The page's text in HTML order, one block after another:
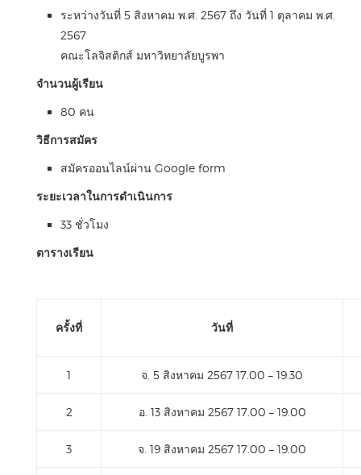
ระหว่างวันที่ 5 สิงหาคม พ.ศ. 2567 ถึง วันที่ 1 ตุลาคม พ.ศ.
2567
คณะโลจิสติกส์ มหาวิทยาลัยบูรพา
จำนวนผู้เรียน
80 คน
วิธีการสมัคร
สมัครออนไลน์ผ่าน Google form
ระยะเวลาในการดำเนินการ
33 ชั่วโมง
ตารางเรียน
ครั้งที่ วันที่
1 จ. 5 สิงหาคม 2567 17.00 – 19.30
2 อ. 13 สิงหาคม 2567 17.00 – 19.00
3 จ. 19 สิงหาคม 2567 17.00 – 19.00